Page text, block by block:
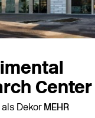
Center
als Dekor MEHR